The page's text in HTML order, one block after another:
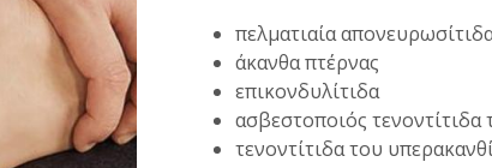
πελματιαία
άκανθα πτέρνας
επικονδυλίτιδα
ασβεστοποιός
τενοντίτιδα του